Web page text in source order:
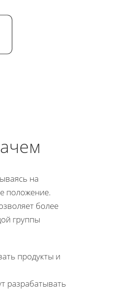
на
положение.
более
группы
продукты и
разрабатывать